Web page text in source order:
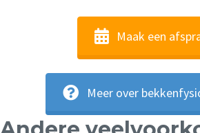
Maak een
Meer over